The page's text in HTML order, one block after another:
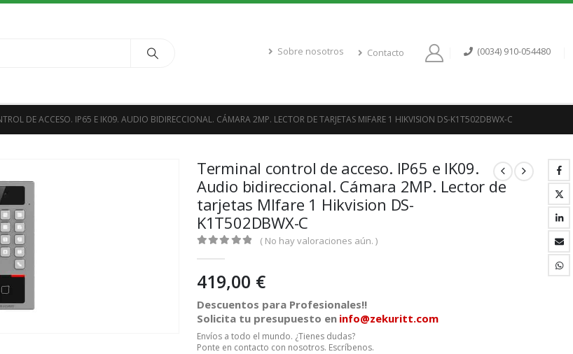
Sobre nosotros Contacto (0034) 910-054480
DE ACCESO. IP65 E IK09. AUDIO BIDIRECCIONAL. CÁMARA 2MP. LECTOR DE TARJETAS MIFARE 1 HIKVISION DS-K1T502DBWX-C
Terminal control de acceso. IP65 e IK09.
Audio bidireccional. Cámara 2MP. Lector de
tarjetas MIfare 1 Hikvision DS-
K1T502DBWX-C
( No hay valoraciones aún. )
419,00 €
Descuentos para Profesionales!!
Solicita tu presupuesto en info@zekuritt.com
Envíos a todo el mundo. ¿Tienes dudas?
Ponte en contacto con nosotros. Escríbenos.